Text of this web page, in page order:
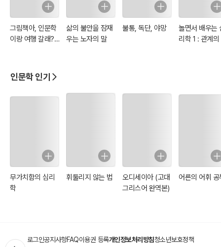
그림책아, 인문학
이랑 여행 갈래?
삶의 불안을 잠재
우는 노자의 말
불통, 독단, 야망
놀면서 배우는
리학 1 : 관계의
인문학 인기
무가치함의 심리
학
휘둘리지 않는 법
오디세이아 (고대
그리스어 완역본)
어른의 어휘 공
로그인공지사항FAQ이용권 등록개인정보처리방침청소년보호정책